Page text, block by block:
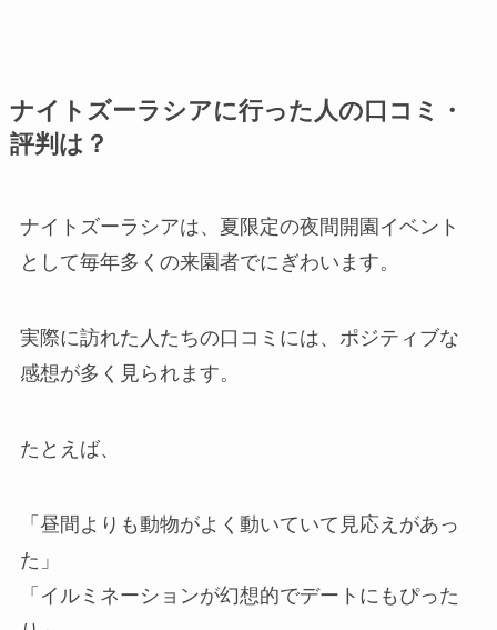
ナイトズーラシアに行った人の口コミ・
評判は？
ナイトズーラシアは、夏限定の夜間開園イベント
として毎年多くの来園者でにぎわいます。
実際に訪れた人たちの口コミには、ポジティブな
感想が多く見られます。
たとえば、
「昼間よりも動物がよく動いていて見応えがあっ
た」
「イルミネーションが幻想的でデートにもぴった